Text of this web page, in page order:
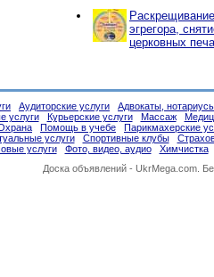
эгрегора,
церковных
Аудиторские услуги
Адвокаты,
услуги Курьерские услуги Массаж
Помощь в учебе
Парикмахерские
услуги Спортивные клубы
услуги
Фото, видео, аудио
Химчистка
Доска объявлений - UkrMega.com.